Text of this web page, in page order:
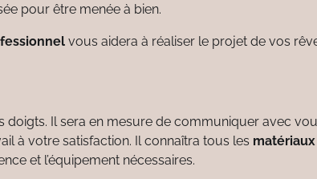
pour être menée à bien.
vous aidera à réaliser le projet de vos
doigts. Il sera en mesure de communiquer avec
à votre satisfaction. Il connaîtra tous les
et l’équipement nécessaires.